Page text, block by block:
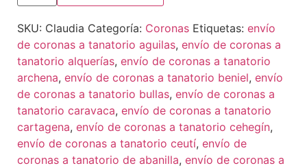
SKU: Claudia Categoría: Coronas Etiquetas: envío
de coronas a tanatorio aguilas, envío de coronas a
tanatorio alquerías, envío de coronas a tanatorio
archena, envío de coronas a tanatorio beniel, envío
de coronas a tanatorio bullas, envío de coronas a
tanatorio caravaca, envío de coronas a tanatorio
cartagena, envío de coronas a tanatorio cehegín,
envío de coronas a tanatorio ceutí, envío de
coronas a tanatorio de abanilla, envío de coronas a